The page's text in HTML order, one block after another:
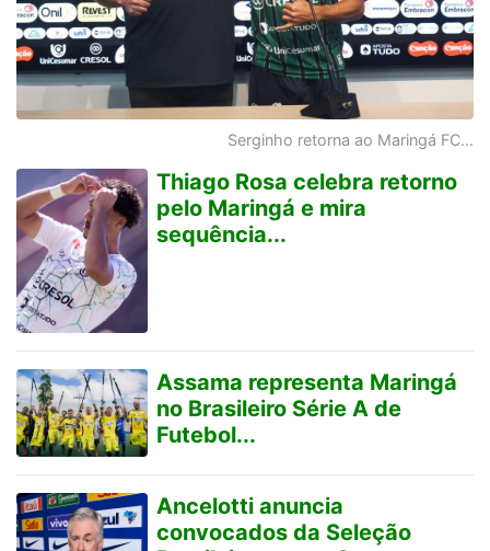
Serginho retorna ao Maringá FC...
Thiago Rosa celebra retorno
pelo Maringá e mira
sequência...
Assama representa Maringá
no Brasileiro Série A de
Futebol...
Ancelotti anuncia
convocados da Seleção